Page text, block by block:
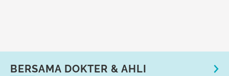
BERSAMA DOKTER & AHLI